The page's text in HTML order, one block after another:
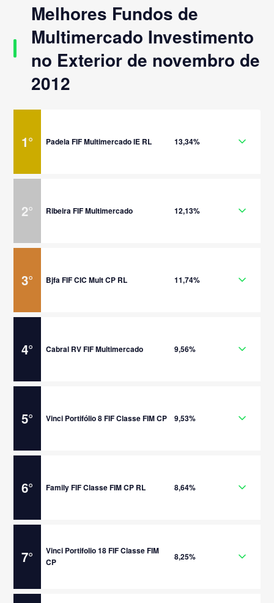
Melhores Fundos de
Multimercado Investimento
no Exterior de novembro de
2012
1° Padela FIF Multimercado IE RL 13,34%
2° Ribeira FIF Multimercado 12,13%
3° Bjfa FIF CIC Mult CP RL 11,74%
4° Cabral RV FIF Multimercado 9,56%
5° Vinci Portifólio 8 FIF Classe FIM CP 9,53%
6° Family FIF Classe FIM CP RL 8,64%
7°
Vinci Portifolio 18 FIF Classe FIM
CP
8,25%